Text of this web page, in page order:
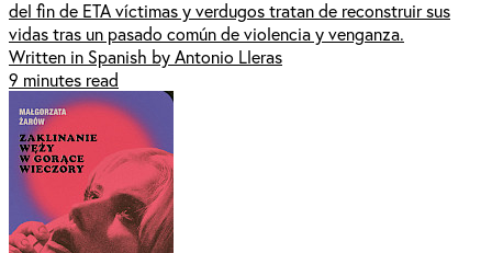
del fin de ETA víctimas y verdugos tratan de reconstruir sus
vidas tras un pasado común de violencia y venganza.
Written in Spanish by Antonio Lleras
9 minutes read